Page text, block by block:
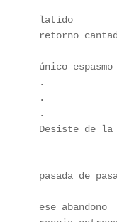
latido
retorno
único espasmo
.
.
.
Desiste de la
pasada de
ese abandono